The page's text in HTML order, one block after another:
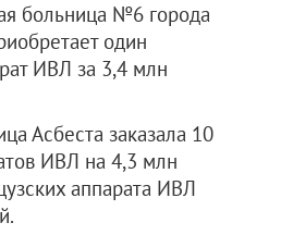
больница №6 города
один
ИВЛ за 3,4 млн
Асбеста заказала 10
ИВЛ на 4,3 млн
аппарата ИВЛ